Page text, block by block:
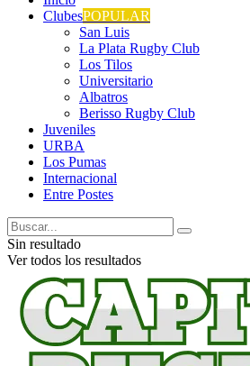
ClubesPOPULAR
San Luis
La Plata Rugby Club
Los Tilos
Universitario
Albatros
Berisso Rugby Club
Juveniles
URBA
Los Pumas
Internacional
Entre Postes
Sin resultado
Ver todos los resultados